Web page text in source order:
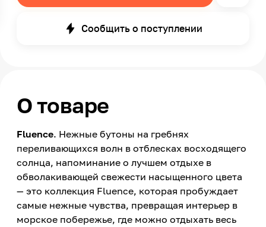
Сообщить о поступлении
О товаре
Fluence. Нежные бутоны на гребнях
переливающихся волн в отблесках восходящего
солнца, напоминание о лучшем отдыхе в
обволакивающей свежести насыщенного цвета
— это коллекция Fluence, которая пробуждает
самые нежные чувства, превращая интерьер в
морское побережье, где можно отдыхать весь